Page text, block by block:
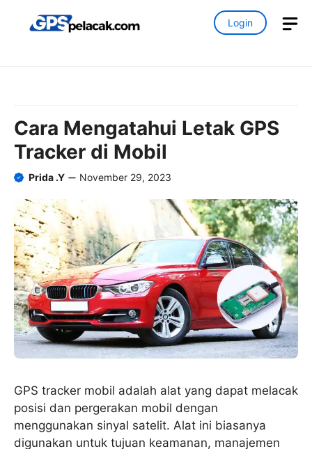
Login
Cara Mengatahui Letak GPS
Tracker di Mobil
Prida .Y November 29, 2023
GPS tracker mobil adalah alat yang dapat melacak
posisi dan pergerakan mobil dengan
menggunakan sinyal satelit. Alat ini biasanya
digunakan untuk tujuan keamanan, manajemen